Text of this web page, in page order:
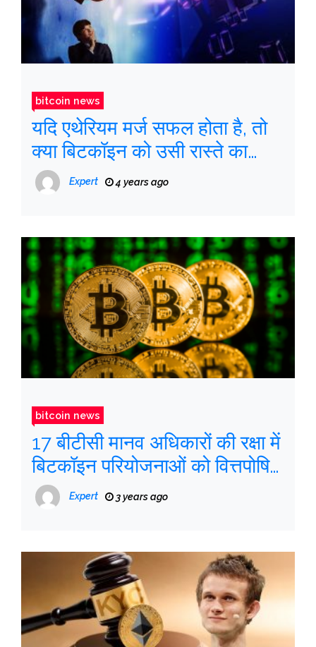
bitcoin news
यदि एथेरियम मर्ज सफल होता है, तो
क्या बिटकॉइन को उसी रास्ते का
अनुसरण करना चाहिए?
Expert 4 years ago
bitcoin news
17 बीटीसी मानव अधिकारों की रक्षा में
बिटकॉइन परियोजनाओं को वित्तपोषित
करेगा
Expert 3 years ago